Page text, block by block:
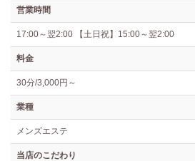
営業時間
17:00～翌2:00 【土日祝】15:00～翌2:00
料金
30分/3,000円～
業種
メンズエステ
当店のこだわり